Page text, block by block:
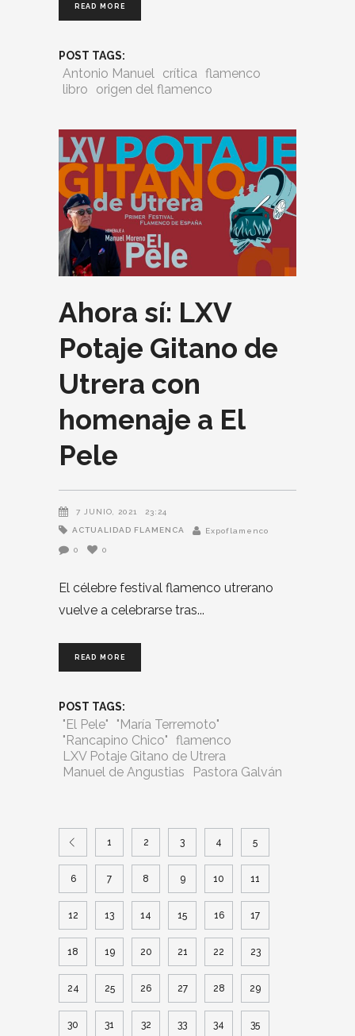
READ MORE
POST TAGS:
Antonio Manuel crítica flamenco
libro
origen del flamenco
Ahora sí: LXV
Potaje Gitano de
Utrera con
homenaje a El
Pele
7 JUNIO, 2021 23:24
ACTUALIDAD FLAMENCA Expoflamenco
0 0
El célebre festival flamenco utrerano
vuelve a celebrarse tras
READ MORE
POST TAGS:
"El Pele"
"María Terremoto"
"Rancapino Chico" flamenco
LXV Potaje Gitano de Utrera
Manuel de Angustias
Pastora Galván
1 2 3 4 5
6 7 8 9 10 11
12 13 14 15 16 17
18 19 20 21 22 23
24 25 26 27 28 29
30 31 32 33 34 35